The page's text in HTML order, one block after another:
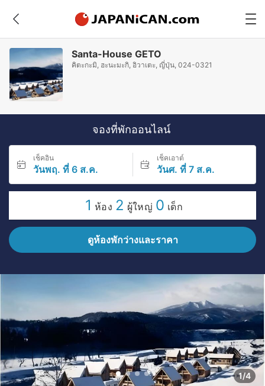
Santa-House GETO
คิตะกะมิ, ฮะนะมะกิ, อิวาเตะ, ญี่ปุ่น, 024-0321
จองที่พักออนไลน์
เช็คอิน
วันพฤ. ที่ 6 ส.ค.
เช็คเอาต์
วันศ. ที่ 7 ส.ค.
1 ห้อง 2 ผู้ใหญ่ 0 เด็ก
ดูห้องพักว่างและราคา
1/4